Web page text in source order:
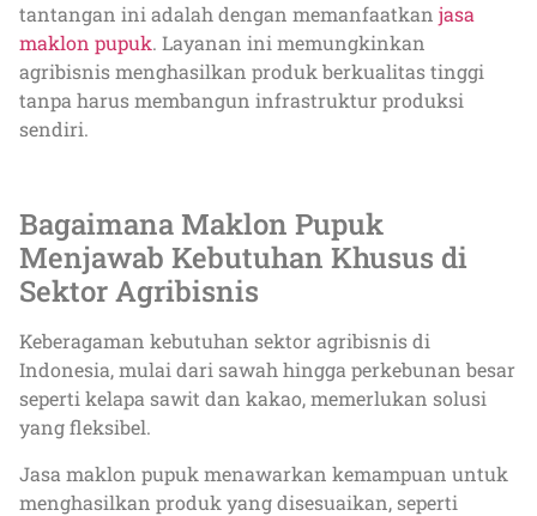
tantangan ini adalah dengan memanfaatkan jasa
maklon pupuk. Layanan ini memungkinkan
agribisnis menghasilkan produk berkualitas tinggi
tanpa harus membangun infrastruktur produksi
sendiri.
Bagaimana Maklon Pupuk
Menjawab Kebutuhan Khusus di
Sektor Agribisnis
Keberagaman kebutuhan sektor agribisnis di
Indonesia, mulai dari sawah hingga perkebunan besar
seperti kelapa sawit dan kakao, memerlukan solusi
yang fleksibel.
Jasa maklon pupuk menawarkan kemampuan untuk
menghasilkan produk yang disesuaikan, seperti